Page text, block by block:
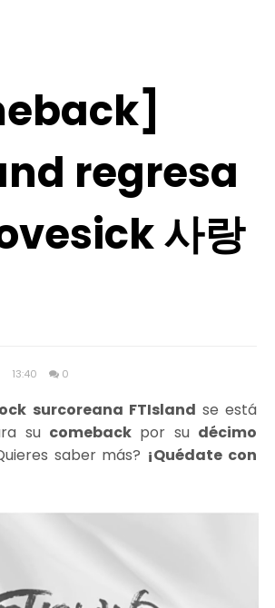
regresa
사랑
13:40 0
surcoreana FTIsland se está
su comeback por su décimo
saber más? ¡Quédate con